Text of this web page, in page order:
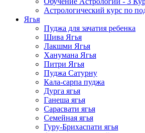
Астрологический курс по
Ягья
Пуджа для зачатия ребенка
Шива Ягья
Лакшми Ягья
Ханумана Ягья
Питри Ягья
Пуджа Сатурну
Кала-сарпа пуджа
Дурга ягья
Ганеша ягья
Сарасвати ягья
Семейная ягья
Гуру-Брихаспати ягья